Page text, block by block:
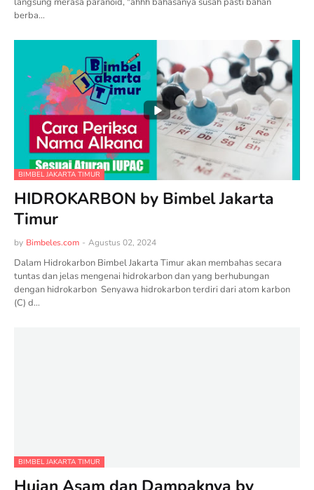
berba…
BIMBEL JAKARTA TIMUR
HIDROKARBON by Bimbel Jakarta
Timur
by Bimbeles.com - Agustus 02, 2024
Dalam Hidrokarbon Bimbel Jakarta Timur akan membahas secara
tuntas dan jelas mengenai hidrokarbon dan yang berhubungan
dengan hidrokarbon Senyawa hidrokarbon terdiri dari atom karbon
(C) d…
BIMBEL JAKARTA TIMUR